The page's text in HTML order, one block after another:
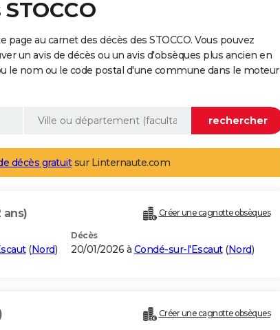
au carnet des décès des STOCCO. Vous pouvez
un avis de décès ou un avis d'obsèques plus ancien en
le nom ou le code postal d'une commune dans le moteur
décès gratuitsur Linternaute.com
ans) Créer une cagnotte obsèques
(Nord)
Décès
20/01/2026 à Condé-sur-l'Escaut(Nord)
Créer une cagnotte obsèques